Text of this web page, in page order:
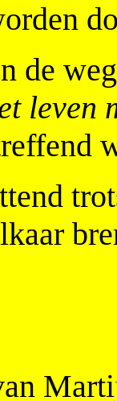
de
leven